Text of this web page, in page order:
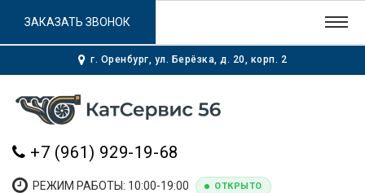
г. Оренбург, ул. Берёзка, д. 20, корп. 2
+7 (961) 929-19-68
РЕЖИМ РАБОТЫ: 10:00-19:00 ОТКРЫТО
ЗАКАЗАТЬ ЗВОНОК